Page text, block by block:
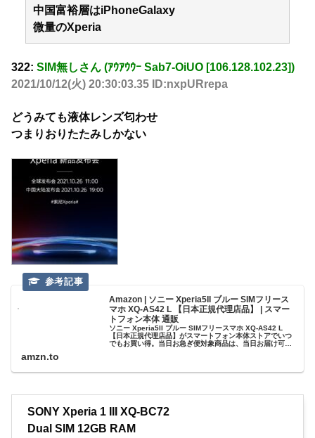
中国富裕層はiPhoneGalaxy
微量のXperia
322: SIM無しさん (ｱｳｱｳｳｰ Sab7-OiUO [106.128.102.23])
2021/10/12(火) 20:30:03.35 ID:nxpURrepa
どうみても液体レンズ匂わせ
つまりおりたたみしかない
Amazon | ソニー Xperia5II ブルー SIMフリース
マホ XQ-AS42 L 【日本正規代理店品】 | スマー
トフォン本体 通販
ソニー Xperia5II ブルー SIMフリースマホ XQ-AS42 L
【日本正規代理店品】がスマートフォン本体ストアでいつ
でもお買い得。当日お急ぎ便対象商品は、当日お届け可能
amzn.to
SONY Xperia 1 III XQ-BC72
Dual SIM 12GB RAM